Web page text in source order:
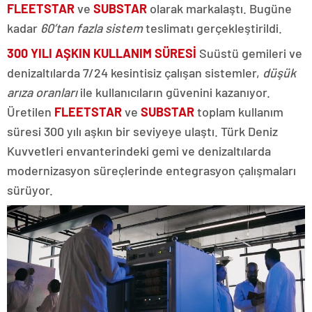
FLEETSTARve SUBSTAR olarak markalaştı. Bugüne
kadar 60’tan fazla sistemteslimatı gerçekleştirildi.
300 YILI AŞKIN KULLANIM SÜRESİ Suüstü gemileri ve
denizaltılarda 7/24 kesintisiz çalışan sistemler, düşük
arıza oranlarıile kullanıcıların güvenini kazanıyor.
Üretilen FLEETSTARve SUBSTARtoplam kullanım
süresi 300 yılı aşkın bir seviyeye ulaştı. Türk Deniz
Kuvvetleri envanterindeki gemi ve denizaltılarda
modernizasyon süreçlerinde entegrasyon çalışmaları
sürüyor.